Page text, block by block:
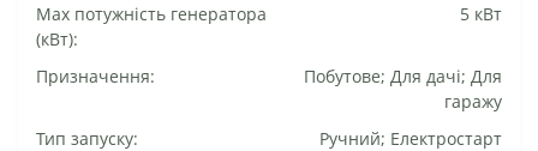
Маx потужність генератора
(кВт):
5 кВт
Призначення:
Побутове; Для дачі; Для
гаражу
Тип запуску:
Ручний; Електростарт